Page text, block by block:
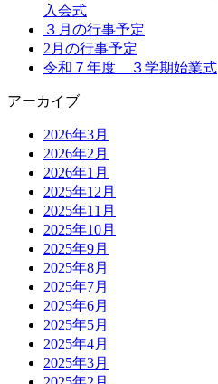
入会式
３月の行事予定
2月の行事予定
令和７年度 ３学期始業式
アーカイブ
2026年3月
2026年2月
2026年1月
2025年12月
2025年11月
2025年10月
2025年9月
2025年8月
2025年7月
2025年6月
2025年5月
2025年4月
2025年3月